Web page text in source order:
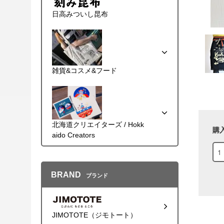
購
日高みついし昆布
雑貨&コスメ&フード
北海道クリエイターズ / Hokk
aido Creators
BRAND ブランド
JIMOTOTE（ジモトート）